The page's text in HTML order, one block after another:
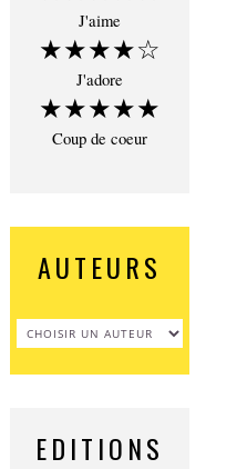
J'aime
★★★★☆
J'adore
★★★★★
Coup de coeur
AUTEURS
EDITIONS